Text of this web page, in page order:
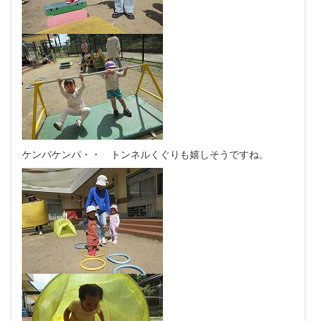
ケンパケンパ・・ トンネルくぐりも嬉しそうですね。